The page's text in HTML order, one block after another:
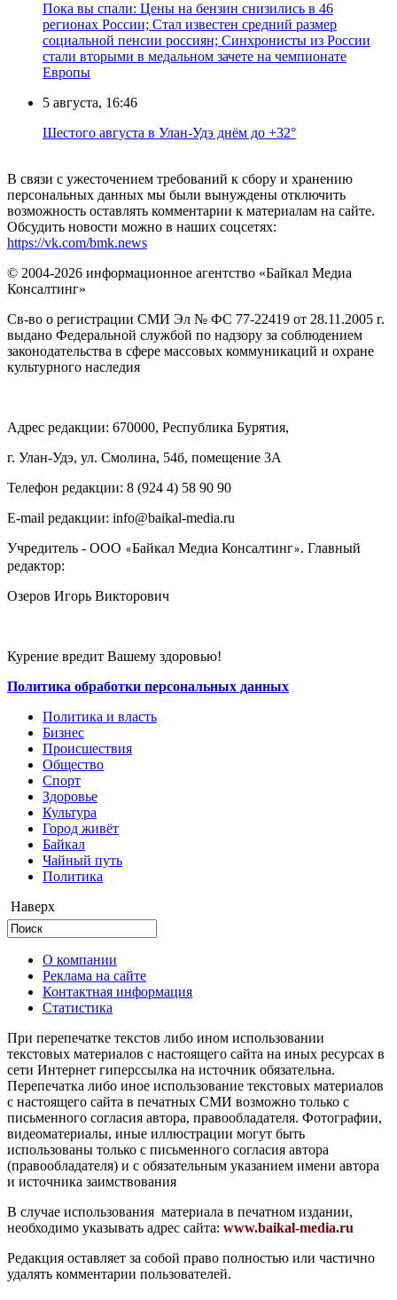
Пока вы спали: Цены на бензин снизились в 46
регионах России; Стал известен средний размер
социальной пенсии россиян; Синхронисты из России
стали вторыми в медальном зачете на чемпионате
Европы
5 августа, 16:46
Шестого августа в Улан-Удэ днём до +32°
В связи с ужесточением требований к сбору и хранению
персональных данных мы были вынуждены отключить
возможность оставлять комментарии к материалам на сайте.
Обсудить новости можно в наших соцсетях:
https://vk.com/bmk.news
© 2004-2026 информационное агентство «Байкал Медиа
Консалтинг»
Св-во о регистрации СМИ Эл № ФС 77-22419 от 28.11.2005 г.
выдано Федеральной службой по надзору за соблюдением
законодательства в сфере массовых коммуникаций и охране
культурного наследия
Адрес редакции: 670000, Республика Бурятия,
г. Улан-Удэ, ул. Смолина, 54б, помещение 3А
Телефон редакции: ‎‎8 (924 4) 58 90 90
E-mail редакции: info@baikal-media.ru
Учредитель - ООО «Байкал Медиа Консалтинг». Главный
редактор:
Озеров Игорь Викторович
Курение вредит Вашему здоровью!
Политика обработки персональных данных
Политика и власть
Бизнес
Происшествия
Общество
Cпорт
Здоровье
Культура
Город живёт
Байкал
Чайный путь
Политика
Наверх
О компании
Реклама на сайте
Контактная информация
Статистика
При перепечатке текстов либо ином использовании
текстовых материалов с настоящего сайта на иных ресурсах в
сети Интернет гиперссылка на источник обязательна.
Перепечатка либо иное использование текстовых материалов
с настоящего сайта в печатных СМИ возможно только с
письменного согласия автора, правообладателя. Фотографии,
видеоматериалы, иные иллюстрации могут быть
использованы только с письменного согласия автора
(правообладателя) и с обязательным указанием имени автора
и источника заимствования
В случае использования материала в печатном издании,
необходимо указывать адрес сайта: www.baikal-media.ru
Редакция оставляет за собой право полностью или частично
удалять комментарии пользователей.